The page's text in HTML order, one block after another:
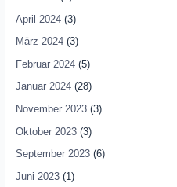
April 2024(3)
März 2024(3)
Februar 2024(5)
Januar 2024(28)
November 2023(3)
Oktober 2023(3)
September 2023(6)
Juni 2023(1)